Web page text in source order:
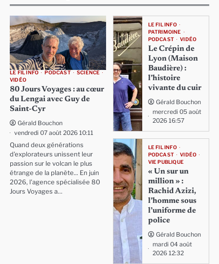
LE FIL INFO PODCAST
SCIENCE
VIDÉO
80 Jours Voyages : au cœur
du Lengai avec Guy de
Saint-Cyr
Gérald Bouchon
vendredi 07 août 2026 10:11
Quand deux générations
d'explorateurs unissent leur
passion sur le volcan le plus
étrange de la planète... En juin
2026, l'agence spécialisée 80
Jours Voyages a…
LE FIL INFO
PATRIMOINE
PODCAST
VIDÉO
Le Crépin de
Lyon (Maison
Baudière) :
l’histoire
vivante du cuir
Gérald Bouchon
mercredi 05 août
2026 16:57
LE FIL INFO
PODCAST
VIDÉO
VIE PUBLIQUE
« Un sur un
million » :
Rachid Azizi,
l’homme sous
l’uniforme de
police
Gérald Bouchon
mardi 04 août
2026 12:32